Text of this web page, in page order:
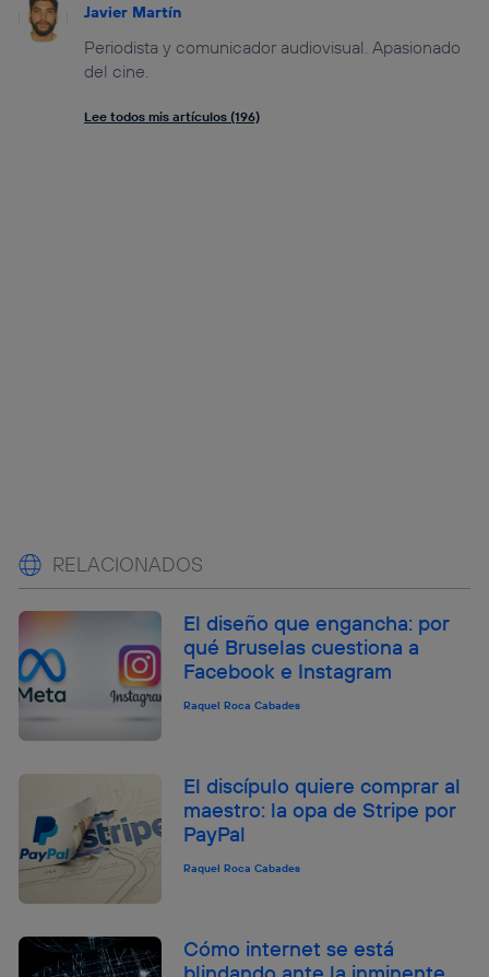
Javier Martín
Periodista y comunicador audiovisual. Apasionado
del cine.
Lee todos mis artículos (196)
RELACIONADOS
El diseño que engancha: por
qué Bruselas cuestiona a
Facebook e Instagram
Raquel Roca Cabades
El discípulo quiere comprar al
maestro: la opa de Stripe por
PayPal
Raquel Roca Cabades
Cómo internet se está